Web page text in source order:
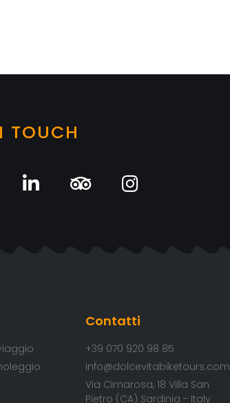
TOUCH
Contatti
+39 070 920 98 85
info@dolcevitabiketours.com
Via Cimarosa, 18 Villa San
Pietro (CA) Sardinia - Italy